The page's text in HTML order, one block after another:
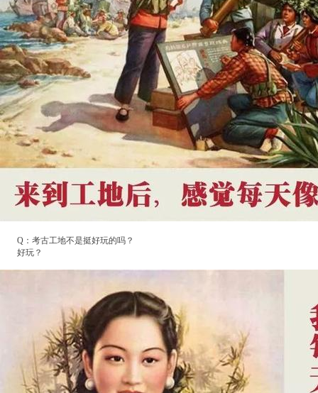
Q：考古工地不是挺好玩的吗？
好玩？